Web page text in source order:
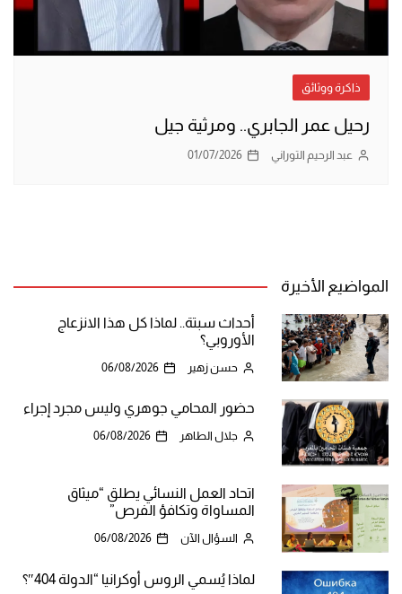
ذاكرة ووثائق
رحيل عمر الجابري.. ومرثية جيل
عبد الرحيم التوراني 01/07/2026
المواضيع الأخيرة
أحداث سبتة.. لماذا كل هذا الانزعاج
الأوروبي؟
حسن زهير 06/08/2026
حضور المحامي جوهري وليس مجرد إجراء
جلال الطاهر 06/08/2026
اتحاد العمل النسائي يطلق “ميثاق
المساواة وتكافؤ الفرص”
السؤال الآن 06/08/2026
لماذا يُسمي الروس أوكرانيا “الدولة 404″؟